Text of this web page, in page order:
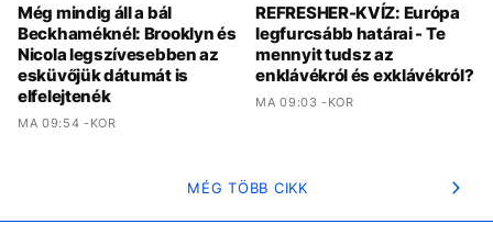
Még mindig áll a bál
Beckhaméknél: Brooklyn és
Nicola legszívesebben az
esküvőjük dátumát is
elfelejtenék
MA 09:54 -KOR
REFRESHER-KVÍZ: Európa
legfurcsább határai - Te
mennyit tudsz az
enklávékról és exklávékról?
MA 09:03 -KOR
MÉG TÖBB CIKK